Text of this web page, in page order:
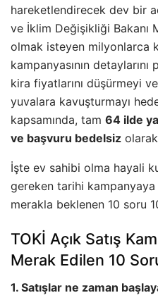
hareketlendirecek dev bir
ve İklim Değişikliği Bakanı
olmak isteyen milyonlarca
kampanyasının
kira fiyatlarını düşürmeyi
yuvalara kavuşturmayı
kapsamında, tam 64 ilde
ve başvuru bedelsiz olarak
İşte ev sahibi olma hayali
gereken tarihi
merakla beklenen 10 soru
TOKİ Açık Satış
Merak Edilen 10
1. Satışlar ne zaman